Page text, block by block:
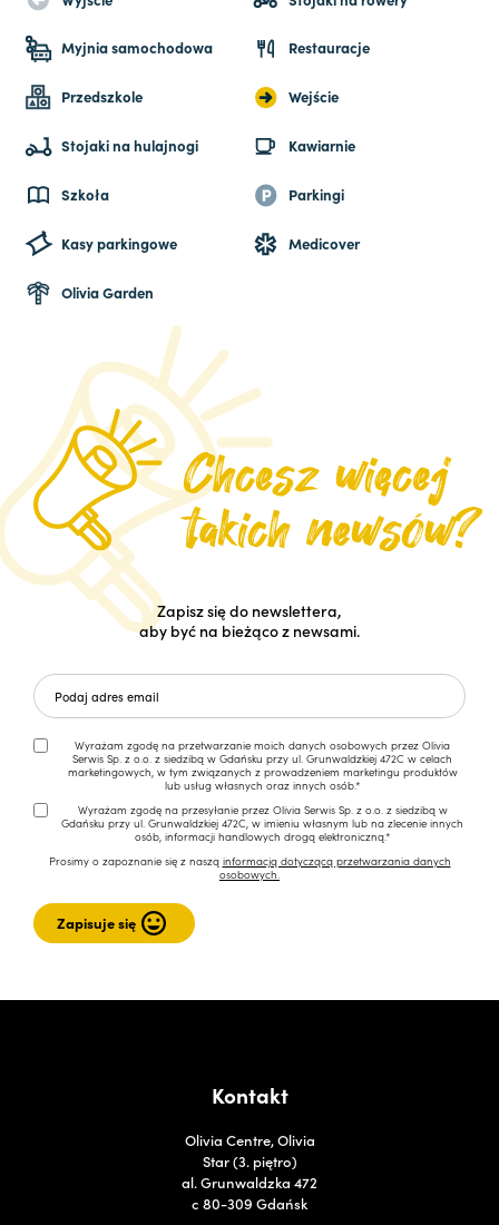
Myjnia samochodowa Restauracje
Przedszkole Wejście
Stojaki na hulajnogi Kawiarnie
Szkoła Parkingi
Kasy parkingowe Medicover
Olivia Garden
Zapisz się do newslettera,
aby być na bieżąco z newsami.
Wyrażam zgodę na przetwarzanie moich danych osobowych przez Olivia
Serwis Sp. z o.o. z siedzibą w Gdańsku przy ul. Grunwaldzkiej 472C w celach
marketingowych, w tym związanych z prowadzeniem marketingu produktów
lub usług własnych oraz innych osób.*
Wyrażam zgodę na przesyłanie przez Olivia Serwis Sp. z o.o. z siedzibą w
Gdańsku przy ul. Grunwaldzkiej 472C, w imieniu własnym lub na zlecenie innych
osób, informacji handlowych drogą elektroniczną.*
Prosimy o zapoznanie się z naszą informacją dotyczącą przetwarzania danych
osobowych.
Kontakt
Olivia Centre, Olivia
Star (3. piętro)
al. Grunwaldzka 472
c 80-309 Gdańsk